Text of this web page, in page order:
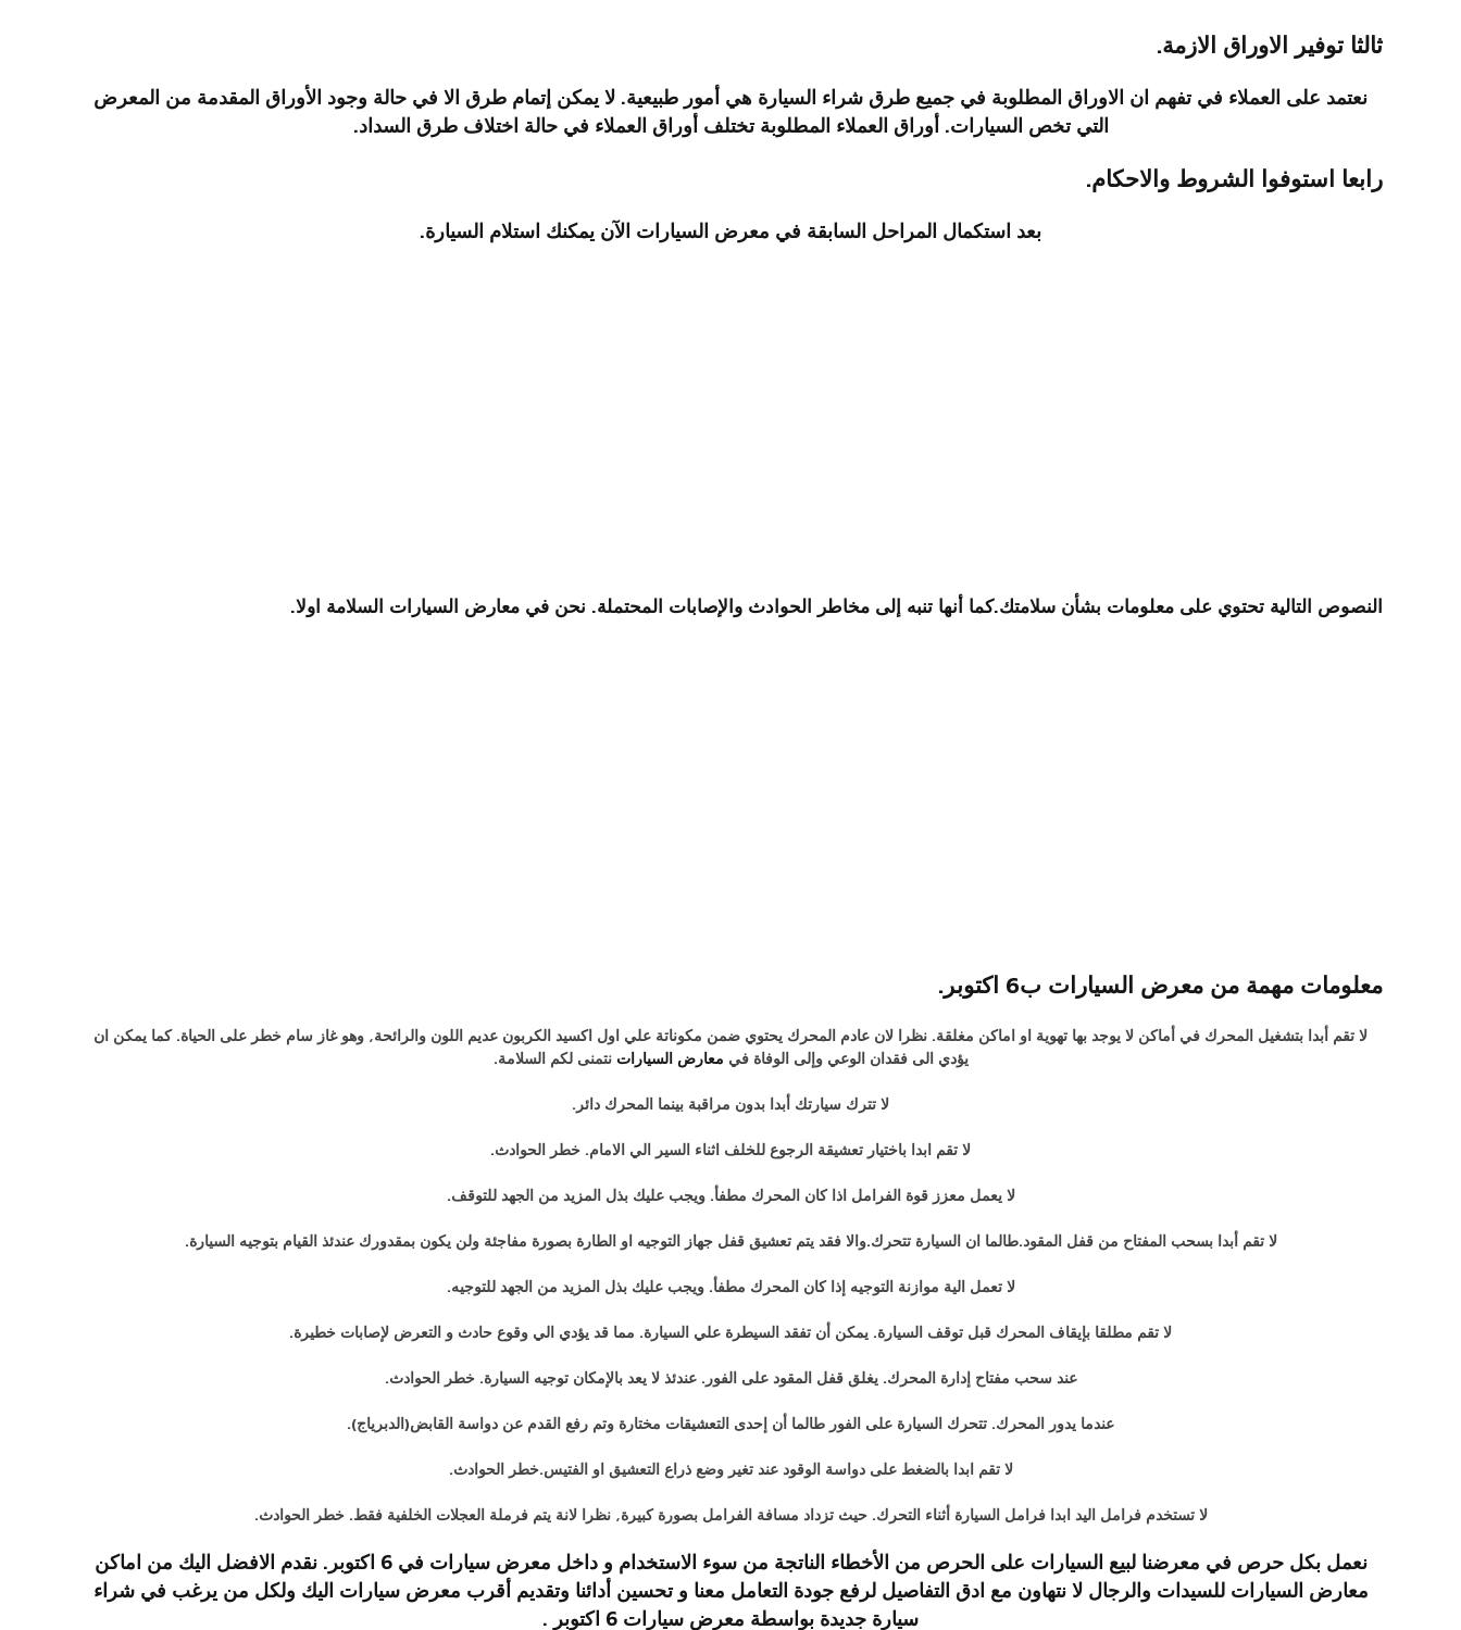
ثالثا توفير الاوراق الازمة.
نعتمد على العملاء في تفهم ان الاوراق المطلوبة في جميع طرق شراء السيارة هي أمور طبيعية. لا يمكن إتمام طرق الا في حالة وجود الأوراق المقدمة من المعرض
التي تخص السيارات. أوراق العملاء المطلوبة تختلف أوراق العملاء في حالة اختلاف طرق السداد.
رابعا استوفوا الشروط والاحكام.
بعد استكمال المراحل السابقة في معرض السيارات الآن يمكنك استلام السيارة.
النصوص التالية تحتوي على معلومات بشأن سلامتك.كما أنها تنبه إلى مخاطر الحوادث والإصابات المحتملة. نحن في معارض السيارات السلامة اولا.
معلومات مهمة من معرض السيارات ب6 اكتوبر.
لا تقم أبدا بتشغيل المحرك في أماكن لا يوجد بها تهوية او اماكن مغلقة. نظرا لان عادم المحرك يحتوي ضمن مكوناتة علي اول اكسيد الكربون عديم اللون والرائحة, وهو غاز سام خطر على الحياة. كما يمكن ان
يؤدي الى فقدان الوعي وإلى الوفاة في معارض السيارات نتمنى لكم السلامة.
لا تترك سيارتك أبدا بدون مراقبة بينما المحرك دائر.
لا تقم ابدا باختيار تعشيقة الرجوع للخلف اثناء السير الي الامام. خطر الحوادث.
لا يعمل معزز قوة الفرامل اذا كان المحرك مطفأ. ويجب عليك بذل المزيد من الجهد للتوقف.
لا تقم أبدا بسحب المفتاح من قفل المقود.طالما ان السيارة تتحرك.والا فقد يتم تعشيق قفل جهاز التوجيه او الطارة بصورة مفاجئة ولن يكون بمقدورك عندئذ القيام بتوجيه السيارة.
لا تعمل الية موازنة التوجيه إذا كان المحرك مطفأ. ويجب عليك بذل المزيد من الجهد للتوجيه.
لا تقم مطلقا بإيقاف المحرك قبل توقف السيارة. يمكن أن تفقد السيطرة علي السيارة. مما قد يؤدي الي وقوع حادث و التعرض لإصابات خطيرة.
عند سحب مفتاح إدارة المحرك. يغلق قفل المقود على الفور. عندئذ لا يعد بالإمكان توجيه السيارة. خطر الحوادث.
عندما يدور المحرك. تتحرك السيارة على الفور طالما أن إحدى التعشيقات مختارة وتم رفع القدم عن دواسة القابض(الدبرياج).
لا تقم ابدا بالضغط على دواسة الوقود عند تغير وضع ذراع التعشيق او الفتيس.خطر الحوادث.
لا تستخدم فرامل اليد ابدا فرامل السيارة أثناء التحرك. حيث تزداد مسافة الفرامل بصورة كبيرة, نظرا لانة يتم فرملة العجلات الخلفية فقط. خطر الحوادث.
نعمل بكل حرص في معرضنا لبيع السيارات على الحرص من الأخطاء الناتجة من سوء الاستخدام و داخل معرض سيارات في 6 اكتوبر. نقدم الافضل اليك من اماكن
معارض السيارات للسيدات والرجال لا نتهاون مع ادق التفاصيل لرفع جودة التعامل معنا و تحسين أدائنا وتقديم أقرب معرض سيارات اليك ولكل من يرغب في شراء
سيارة جديدة بواسطة معرض سيارات 6 اكتوبر .